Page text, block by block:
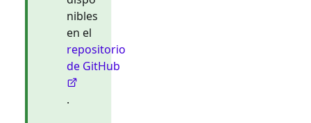
nibles
en el
repositorio
de GitHub
.